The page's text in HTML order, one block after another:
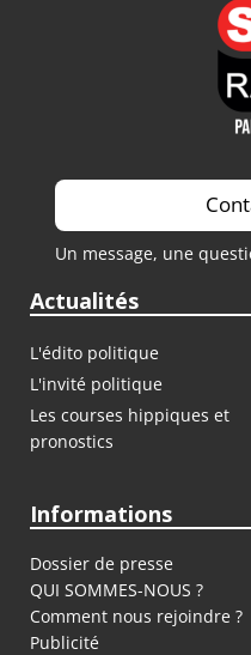
Un message, une
Actualités
L'édito politique
L'invité politique
Les courses hippiques et
pronostics
Informations
Dossier de presse
QUI SOMMES-NOUS ?
Comment nous rejoindre ?
Publicité